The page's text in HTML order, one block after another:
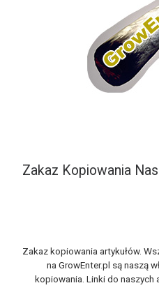
Zakaz Kopiowania
Zakaz kopiowania artykułów.
na GrowEnter.pl są naszą
kopiowania. Linki do naszych